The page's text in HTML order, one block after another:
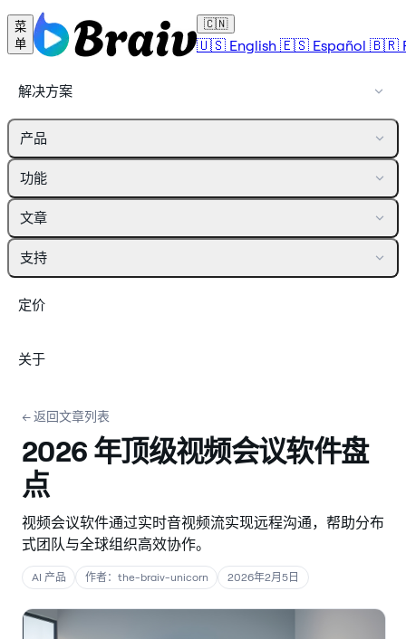
菜
单
🇨🇳
🇺🇸 English 🇪🇸 Español 🇧🇷
解决方案
产品
功能
文章
支持
定价
关于
← 返回文章列表
2026 年顶级视频会议软件盘
点
视频会议软件通过实时音视频流实现远程沟通，帮助分布
式团队与全球组织高效协作。
AI 产品 作者：the-braiv-unicorn 2026年2月5日